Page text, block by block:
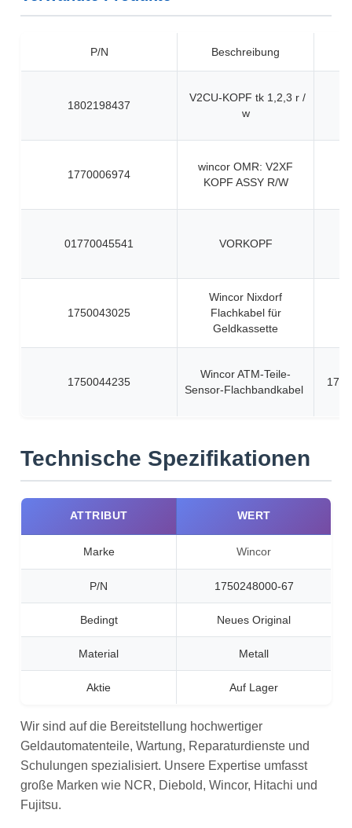
P/N Beschreibung
1802198437
V2CU-KOPF tk 1,2,3 r /
w
1770006974
wincor OMR: V2XF
KOPF ASSY R/W
01770045541 VORKOPF
1750043025
Wincor Nixdorf
Flachkabel für
Geldkassette
1750044235
Wincor ATM-Teile-
Sensor-Flachbandkabel
Technische Spezifikationen
ATTRIBUT WERT
Marke Wincor
P/N 1750248000-67
Bedingt Neues Original
Material Metall
Aktie Auf Lager
Wir sind auf die Bereitstellung hochwertiger
Geldautomatenteile, Wartung, Reparaturdienste und
Schulungen spezialisiert. Unsere Expertise umfasst
große Marken wie NCR, Diebold, Wincor, Hitachi und
Fujitsu.